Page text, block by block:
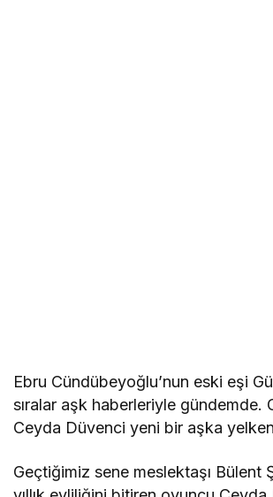
Ebru Cündübeyoğlu’nun eski eşi
sıralar aşk haberleriyle gündemde.
Ceyda Düvenci yeni bir aşka yelken
Geçtiğimiz sene meslektaşı Bülent